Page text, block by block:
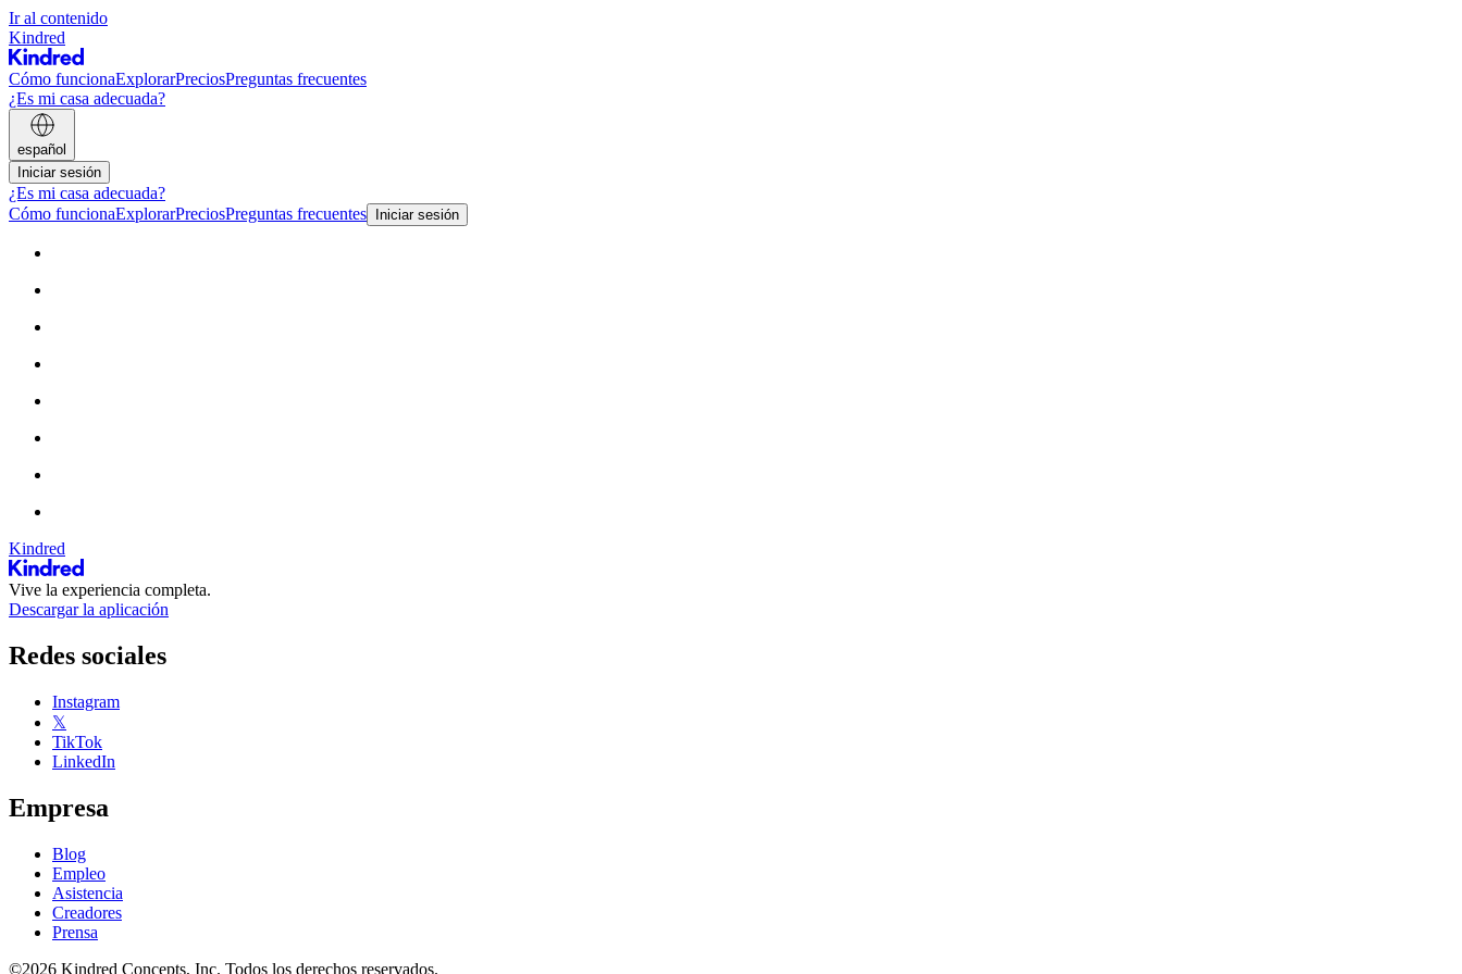
Ir al contenido
Kindred
Cómo funcionaExplorarPreciosPreguntas frecuentes
¿Es mi casa adecuada?
español
Iniciar sesión
¿Es mi casa adecuada?
Cómo funcionaExplorarPreciosPreguntas frecuentes Iniciar sesión
Kindred
Vive la experiencia completa.
Descargar la aplicación
Redes sociales
Instagram
𝕏
TikTok
LinkedIn
Empresa
Blog
Empleo
Asistencia
Creadores
Prensa
©2026 Kindred Concepts, Inc. Todos los derechos reservados.